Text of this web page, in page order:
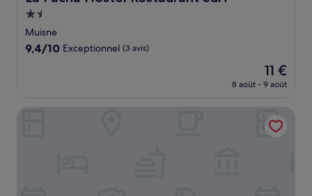
Hébergement
1.5 étoile
Muisne
9.4
9,4/10 Exceptionnel (3 avis)
Le
nouveau
de
11 €
11 €
8 août - 9 août